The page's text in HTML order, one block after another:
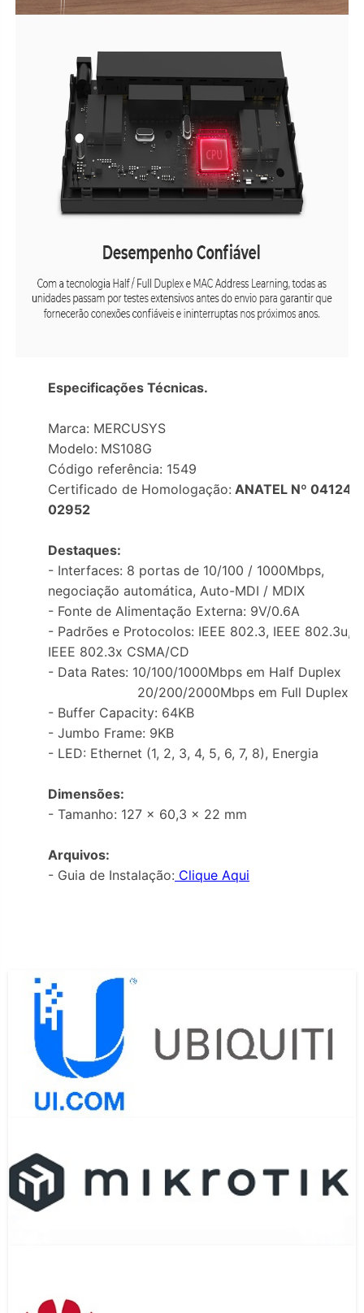
Especificações Técnicas.
Marca: MERCUSYS
Modelo: MS108G
Código referência: 1549
Certificado de Homologação: ANATEL Nº 04124-
02952
Destaques:
- Interfaces: 8 portas de 10/100 / 1000Mbps,
negociação automática, Auto-MDI / MDIX
- Fonte de Alimentação Externa: 9V/0.6A
- Padrões e Protocolos: IEEE 802.3, IEEE 802.3u,
IEEE 802.3x CSMA/CD
- Data Rates: 10/100/1000Mbps em Half Duplex
20/200/2000Mbps em Full Duplex
- Buffer Capacity: 64KB
- Jumbo Frame: 9KB
- LED: Ethernet (1, 2, 3, 4, 5, 6, 7, 8), Energia
Dimensões:
- Tamanho: 127 x 60,3 x 22 mm
Arquivos:
- Guia de Instalação: Clique Aqui